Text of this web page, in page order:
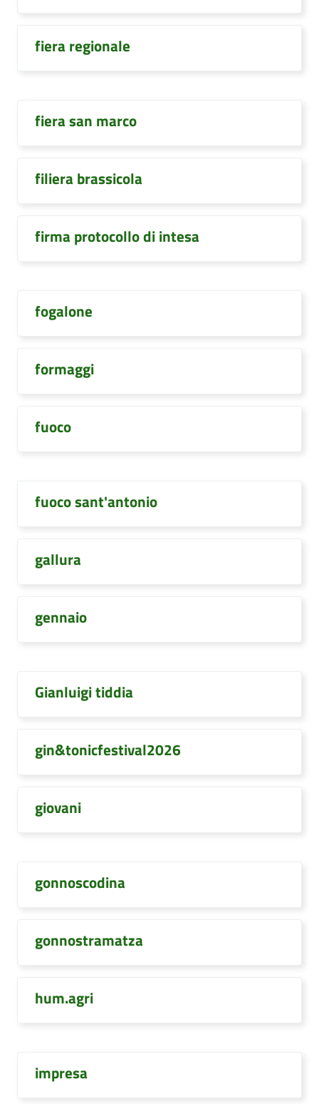
fiera regionale
fiera san marco
filiera brassicola
firma protocollo di intesa
fogalone
formaggi
fuoco
fuoco sant'antonio
gallura
gennaio
Gianluigi tiddia
gin&tonicfestival2026
giovani
gonnoscodina
gonnostramatza
hum.agri
impresa